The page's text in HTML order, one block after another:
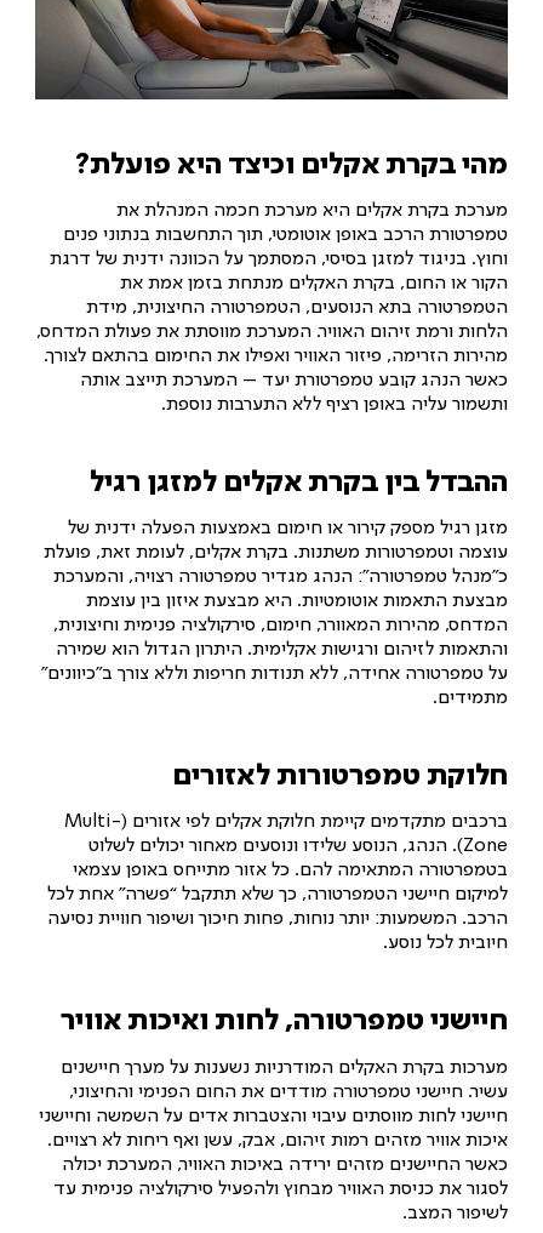
מהי בקרת אקלים וכיצד היא פועלת?
מערכת בקרת אקלים היא מערכת חכמה המנהלת את
טמפרטורת הרכב באופן אוטומטי, תוך התחשבות בנתוני פנים
וחוץ. בניגוד למזגן בסיסי, המסתמך על הכוונה ידנית של דרגת
הקור או החום, בקרת האקלים מנתחת בזמן אמת את
הטמפרטורה בתא הנוסעים, הטמפרטורה החיצונית, מידת
הלחות ורמת זיהום האוויר. המערכת מווסתת את פעולת המדחס,
מהירות הזרימה, פיזור האוויר ואפילו את החימום בהתאם לצורך.
כאשר הנהג קובע טמפרטורת יעד – המערכת תייצב אותה
ותשמור עליה באופן רציף ללא התערבות נוספת.
ההבדל בין בקרת אקלים למזגן רגיל
מזגן רגיל מספק קירור או חימום באמצעות הפעלה ידנית של
עוצמה וטמפרטורות משתנות. בקרת אקלים, לעומת זאת, פועלת
כ”מנהל טמפרטורה”: הנהג מגדיר טמפרטורה רצויה, והמערכת
מבצעת התאמות אוטומטיות. היא מבצעת איזון בין עוצמת
המדחס, מהירות המאוורר, חימום, סירקולציה פנימית וחיצונית,
והתאמות לזיהום ורגישות אקלימית. היתרון הגדול הוא שמירה
על טמפרטורה אחידה, ללא תנודות חריפות וללא צורך ב”כיוונים”
מתמידים.
חלוקת טמפרטורות לאזורים
ברכבים מתקדמים קיימת חלוקת אקלים לפי אזורים (Multi-
Zone). הנהג, הנוסע שלידו ונוסעים מאחור יכולים לשלוט
בטמפרטורה המתאימה להם. כל אזור מתייחס באופן עצמאי
למיקום חיישני הטמפרטורה, כך שלא תתקבל “פשרה” אחת לכל
הרכב. המשמעות: יותר נוחות, פחות חיכוך ושיפור חוויית נסיעה
חיובית לכל נוסע.
חיישני טמפרטורה, לחות ואיכות אוויר
מערכות בקרת האקלים המודרניות נשענות על מערך חיישנים
עשיר. חיישני טמפרטורה מודדים את החום הפנימי והחיצוני,
חיישני לחות מווסתים עיבוי והצטברות אדים על השמשה וחיישני
איכות אוויר מזהים רמות זיהום, אבק, עשן ואף ריחות לא רצויים.
כאשר החיישנים מזהים ירידה באיכות האוויר, המערכת יכולה
לסגור את כניסת האוויר מבחוץ ולהפעיל סירקולציה פנימית עד
לשיפור המצב.